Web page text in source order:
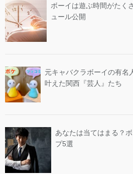
ボーイは遊ぶ時間がたく
ュール公開
元キャバクラボーイの有名
叶えた関西『芸人』たち
あなたは当てはまる？
プ5選